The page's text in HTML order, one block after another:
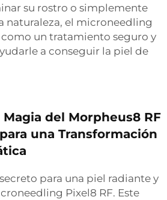
su rostro o simplemente
naturaleza, el microneedling
como un tratamiento seguro y
a conseguir la piel de
del Morpheus8 RF
una Transformación
para una piel radiante y
Pixel8 RF. Este